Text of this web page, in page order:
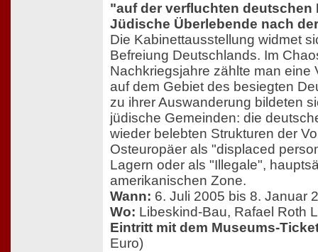
"auf der verfluchten deutschen
Jüdische Überlebende nach
Die Kabinettausstellung widmet
Befreiung Deutschlands. Im
Nachkriegsjahre zählte man eine
auf dem Gebiet des besiegten
zu ihrer Auswanderung bildeten
jüdische Gemeinden: die
wieder belebten Strukturen der
Osteuropäer als "displaced
Lagern oder als "Illegale",
amerikanischen Zone.
Wann: 6. Juli 2005 bis 8. Januar
Wo: Libeskind-Bau, Rafael Roth
Eintritt mit dem Museums-
Euro)